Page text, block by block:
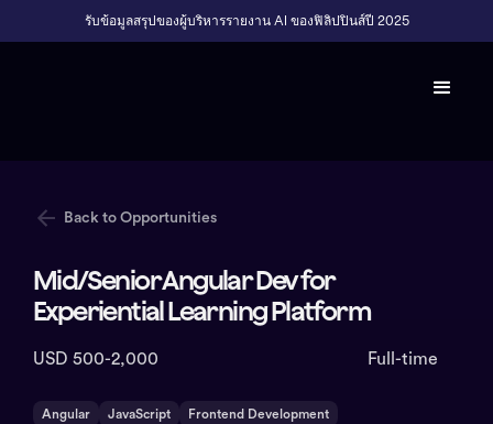
รับข้อมูลสรุปของผู้บริหารรายงาน AI ของฟิลิปปินส์ปี 2025
Back to Opportunities
Mid/Senior Angular Dev for
Experiential Learning Platform
USD 500-2,000 Full-time
Angular JavaScript Frontend Development